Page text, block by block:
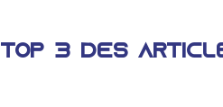
Top 3 des